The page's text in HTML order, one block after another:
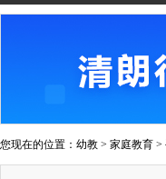
您现在的位置： 幼教 > 家庭教育 >